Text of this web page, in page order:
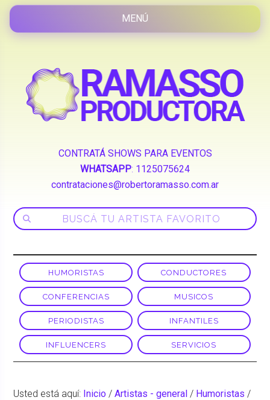
CONTRATÁ SHOWS PARA EVENTOS
WHATSAPP: 1125075624
contrataciones@robertoramasso.com.ar
HUMORISTAS CONDUCTORES
CONFERENCIAS MUSICOS
PERIODISTAS INFANTILES
INFLUENCERS SERVICIOS
Usted está aquí: Inicio / Artistas - general / Humoristas /